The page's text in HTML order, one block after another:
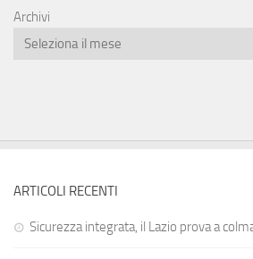
Archivi
ARTICOLI RECENTI
Sicurezza integrata, il Lazio prova a